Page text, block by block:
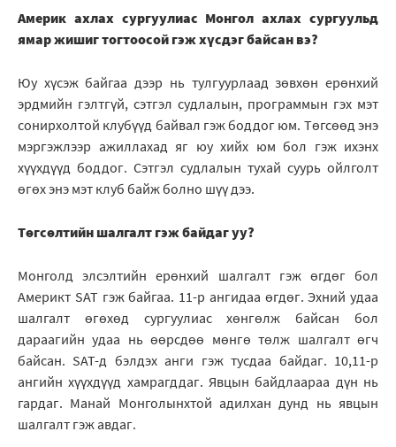
Америк ахлах сургуулиас Монгол ахлах сургуульд
ямар жишиг тогтоосой гэж хүсдэг байсан вэ?
Юу хүсэж байгаа дээр нь тулгуурлаад зөвхөн ерөнхий
эрдмийн гэлтгүй, сэтгэл судлалын, программын гэх мэт
сонирхолтой клубүүд байвал гэж боддог юм. Төгсөөд энэ
мэргэжлээр ажиллахад яг юу хийх юм бол гэж ихэнх
хүүхдүүд боддог. Сэтгэл судлалын тухай суурь ойлголт
өгөх энэ мэт клуб байж болно шүү дээ.
Төгсөлтийн шалгалт гэж байдаг уу?
Монголд элсэлтийн ерөнхий шалгалт гэж өгдөг бол
Америкт SAT гэж байгаа. 11-р ангидаа өгдөг. Эхний удаа
шалгалт өгөхөд сургуулиас хөнгөлж байсан бол
дараагийн удаа нь өөрсдөө мөнгө төлж шалгалт өгч
байсан. SAT-д бэлдэх анги гэж тусдаа байдаг. 10,11-р
ангийн хүүхдүүд хамрагддаг. Явцын байдлаараа дүн нь
гардаг. Манай Монголынхтой адилхан дунд нь явцын
шалгалт гэж авдаг.